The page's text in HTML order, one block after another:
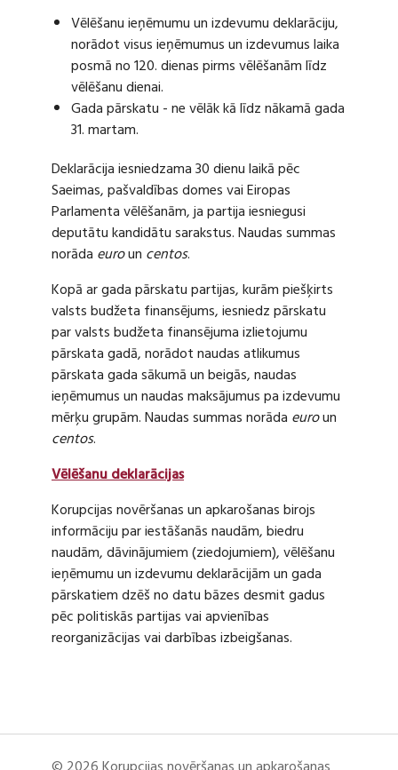
Vēlēšanu ieņēmumu un izdevumu deklarāciju,
norādot visus ieņēmumus un izdevumus laika
posmā no 120. dienas pirms vēlēšanām līdz
vēlēšanu dienai.
Gada pārskatu - ne vēlāk kā līdz nākamā gada
31. martam.
Deklarācija iesniedzama 30 dienu laikā pēc
Saeimas, pašvaldības domes vai Eiropas
Parlamenta vēlēšanām, ja partija iesniegusi
deputātu kandidātu sarakstus. Naudas summas
norāda euroun centos.
Kopā ar gada pārskatu partijas, kurām piešķirts
valsts budžeta finansējums, iesniedz pārskatu
par valsts budžeta finansējuma izlietojumu
pārskata gadā, norādot naudas atlikumus
pārskata gada sākumā un beigās, naudas
ieņēmumus un naudas maksājumus pa izdevumu
mērķu grupām. Naudas summas norāda euroun
centos.
Vēlēšanu deklarācijas
Korupcijas novēršanas un apkarošanas birojs
informāciju par iestāšanās naudām, biedru
naudām, dāvinājumiem (ziedojumiem), vēlēšanu
ieņēmumu un izdevumu deklarācijām un gada
pārskatiem dzēš no datu bāzes desmit gadus
pēc politiskās partijas vai apvienības
reorganizācijas vai darbības izbeigšanas.